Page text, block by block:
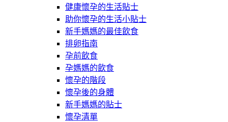
健康懷孕的生活貼士
助你懷孕的生活小貼士
新手媽媽的最佳飲食
排卵指南
孕前飲食
孕媽媽的飲食
懷孕的階段
懷孕後的身體
新手媽媽的貼士
懷孕清單